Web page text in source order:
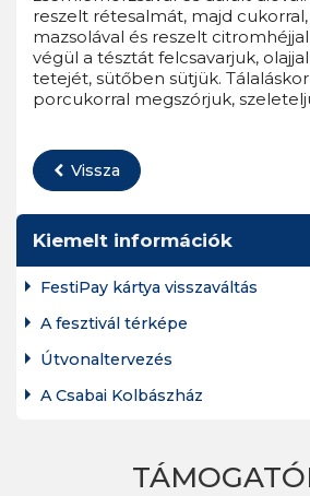
reszelt rétesalmát, majd cukorral,
mazsolával és reszelt
végül a tésztát felcsavarjuk,
tetejét, sütőben sütjük.
porcukorral megszórjuk,
Vissza
Kiemelt információk
FestiPay kártya visszaváltás
A fesztivál térképe
Útvonaltervezés
A Csabai Kolbászház